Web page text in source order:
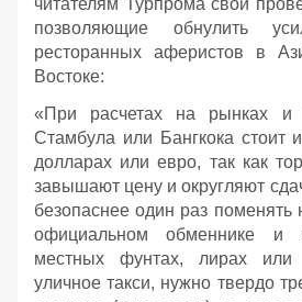
позволяющие обнулить
ресторанных аферистов в
Востоке:
«При расчетах на рынках
Стамбула или Бангкока стоит
долларах или евро, так как
завышают цену и округляют
безопаснее один раз поменять
официальном обменнике и
местных фунтах, лирах
уличное такси, нужно твердо